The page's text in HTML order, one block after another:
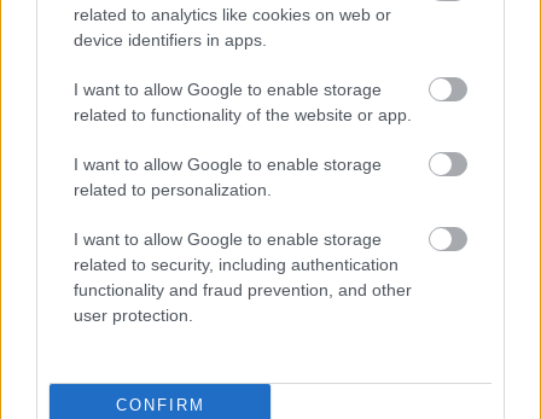
related to analytics like cookies on web or
device identifiers in apps.
I want to allow Google to enable storage
related to functionality of the website or app.
I want to allow Google to enable storage
related to personalization.
I want to allow Google to enable storage
related to security, including authentication
functionality and fraud prevention, and other
user protection.
CONFIRM
Bar στην πισίνα
Wi-Fi
Επιτρέπονται κατοικίδια (κατόπιν συνεννοήσεως)
Πάρκινγκ
Τηλεόραση